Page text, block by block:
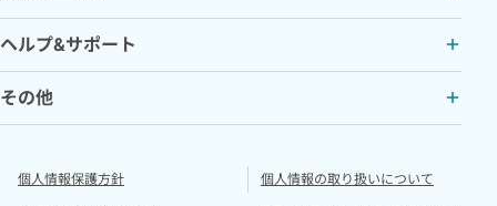
設立
2018年11月7日 （株式会社スパインラボから新
設分割）
所在地
〒141-0031
東京都品川区西五反田8丁目4-13
五反田JPビルディング10F
ヘルプ&サポート
その他
個人情報保護方針 個人情報の取り扱いについて